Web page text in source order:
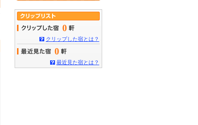
0
クリップした宿とは？
0
最近見た宿とは？